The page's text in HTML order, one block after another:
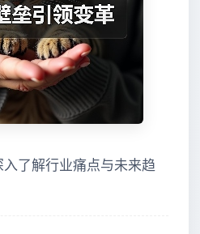
了解行业痛点与未来趋